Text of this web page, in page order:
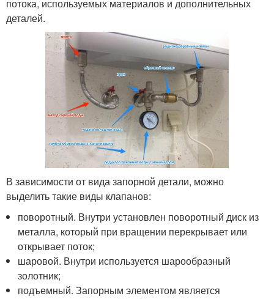
потока, используемых материалов и дополнительных
деталей.
В зависимости от вида запорной детали, можно
выделить такие виды клапанов:
поворотный. Внутри установлен поворотный диск из
металла, который при вращении перекрывает или
открывает поток;
шаровой. Внутри используется шарообразный
золотник;
подъемный. Запорным элементом является